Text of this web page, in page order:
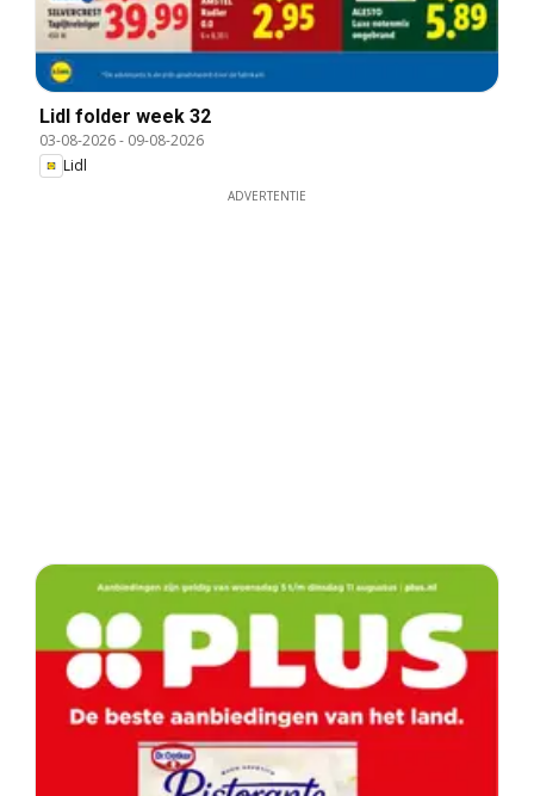
Lidl folder week 32
03-08-2026- 09-08-2026
Lidl
ADVERTENTIE